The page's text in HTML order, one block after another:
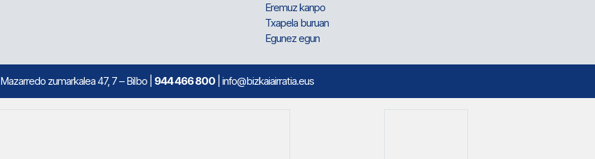
Eremuz kanpo
Txapela buruan
Egunez egun
| Mazarredo zumarkalea 47, 7 – Bilbo | 944 466 800 | info@bizkaiairratia.eus